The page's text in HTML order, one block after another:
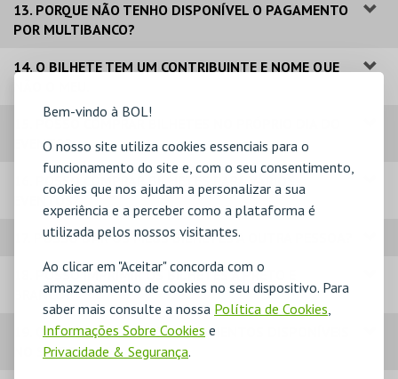
Bem-vindo à BOL!
O nosso site utiliza cookies essenciais para o
funcionamento do site e, com o seu consentimento,
cookies que nos ajudam a personalizar a sua
experiência e a perceber como a plataforma é
utilizada pelos nossos visitantes.
Ao clicar em "Aceitar" concorda com o
armazenamento de cookies no seu dispositivo. Para
saber mais consulte a nossa Política de Cookies,
Informações Sobre Cookies e
Privacidade & Segurança.
13. PORQUE NÃO TENHO DISPONÍVEL O PAGAMENTO
POR MULTIBANCO?
14. O BILHETE TEM UM CONTRIBUINTE E NOME QUE
EVENTO?
16. POSSO COMPRAR BILHETES PARA VÁRIOS
17. POSSO DAR OS MEUS BILHETES A OUTRA PESSOA?
18. POSSO IMPRIMIR OS BILHETES A PRETO E
BRANCO?
19. QUAIS OS MODOS DE PAGAMENTOS DISPONÍVEIS
NO SITE BOL?